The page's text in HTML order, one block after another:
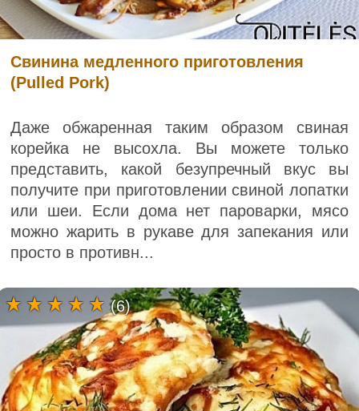
Свинина медленного приготовления
(Pulled Pork)
Даже обжаренная таким образом свиная
корейка не высохла. Вы можете только
представить, какой безупречный вкус вы
получите при приготовлении свиной лопатки
или шеи. Если дома нет пароварки, мясо
можно жарить в рукаве для запекания или
просто в противн...
(6)